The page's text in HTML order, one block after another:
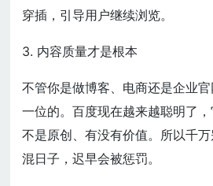
穿插，引导用户继续浏览。
3. 内容质量才是根本
不管你是做博客、电商还是企业
一位的。百度现在越来越聪明了
不是原创、有没有价值。所以千
混日子，迟早会被惩罚。